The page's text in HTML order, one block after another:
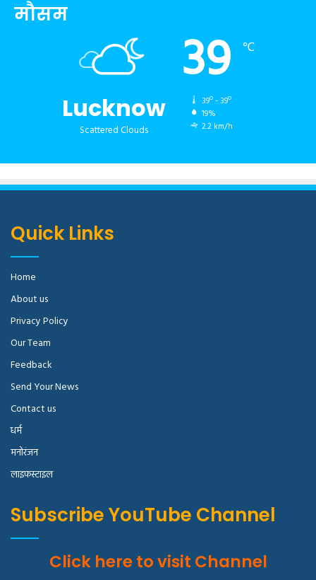
मौसम
Lucknow
Scattered Clouds
39 ℃
39º - 39º
19%
2.2 km/h
Quick Links
Home
About us
Privacy Policy
Our Team
Feedback
Send Your News
Contact us
धर्म
मनोरंजन
लाइफस्टाइल
Subscribe YouTube Channel
Click here to visit Channel